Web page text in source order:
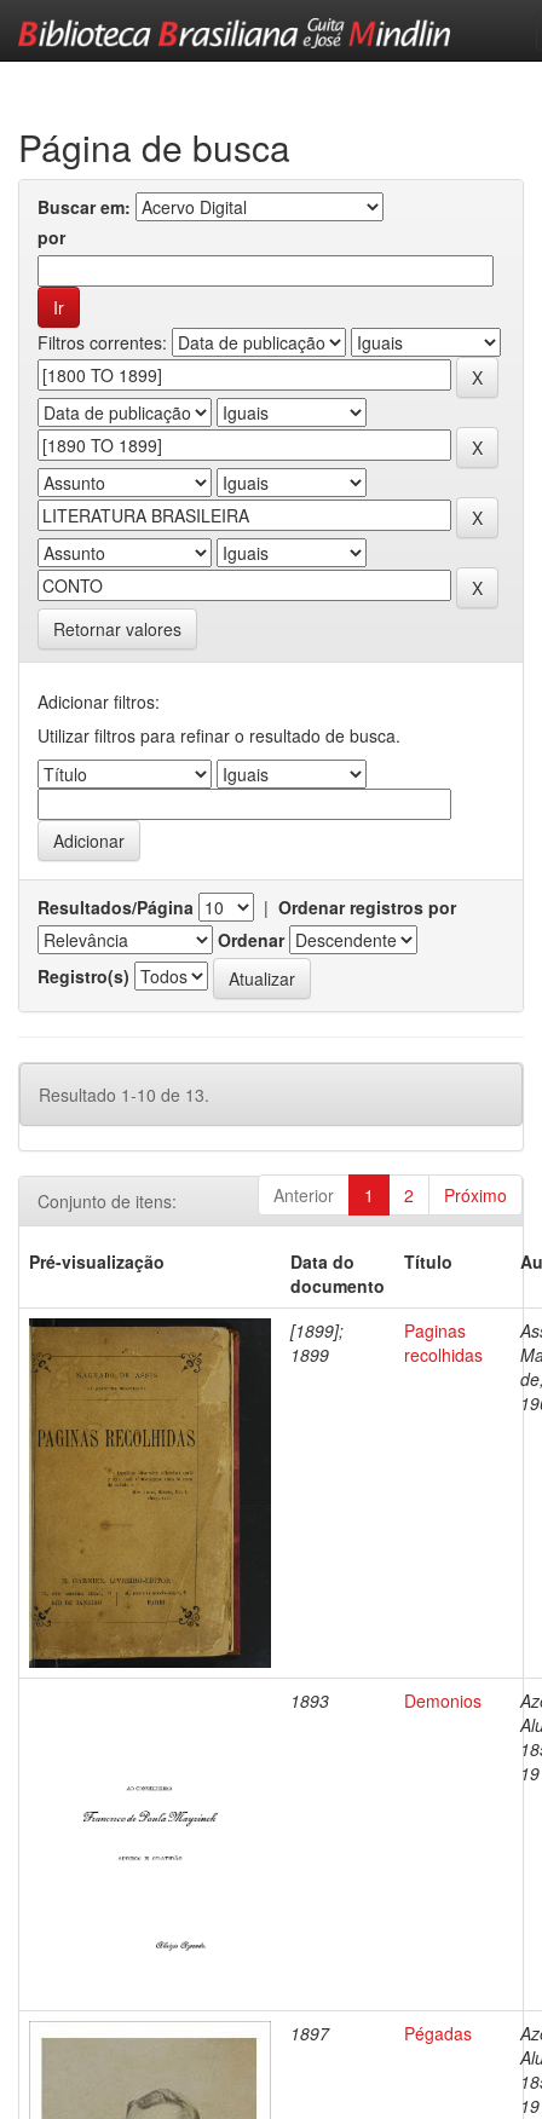
Página de busca
Buscar em:
por
Filtros correntes:
Retornar valores
Adicionar filtros:
Utilizar filtros para refinar o resultado de busca.
Resultados/Página | Ordenar registros por
Ordenar
Registro(s)
Resultado 1-10 de 13.
Anterior 1 2 Próximo
Conjunto de itens:
Pré-visualização
Data do
documento
Título
[1899];
1899
Paginas
recolhidas
1893 Demonios
1897 Pégadas